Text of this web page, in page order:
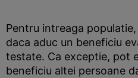
Pentru intreaga
daca aduc un beneficiu
testate. Ca exceptie, pot
beneficiu altei persoane